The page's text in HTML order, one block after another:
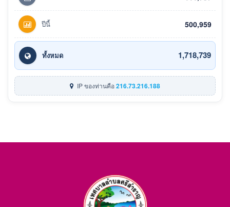
ปีนี้ 500,959
ทั้งหมด 1,718,739
IP ของท่านคือ216.73.216.188